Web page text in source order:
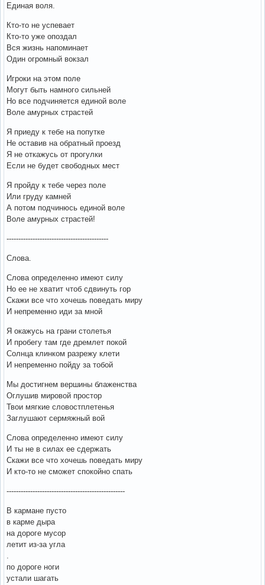
Единая воля.
Кто-то не успевает
Кто-то уже опоздал
Вся жизнь напоминает
Один огромный вокзал
Игроки на этом поле
Могут быть намного сильней
Но все подчиняется единой воле
Воле амурных страстей
Я приеду к тебе на попутке
Не оставив на обратный проезд
Я не откажусь от прогулки
Если не будет свободных мест
Я пройду к тебе через поле
Или груду камней
А потом подчинюсь единой воле
Воле амурных страстей!
-------------------------------------------
Слова.
Слова определенно имеют силу
Но ее не хватит чтоб сдвинуть гор
Скажи все что хочешь поведать миру
И непременно иди за мной
Я окажусь на грани столетья
И пробегу там где дремлет покой
Солнца клинком разрежу клети
И непременно пойду за тобой
Мы достигнем вершины блаженства
Оглушив мировой простор
Твои мягкие словостплетенья
Заглушают сермяжный вой
Слова определенно имеют силу
И ты не в силах ее сдержать
Скажи все что хочешь поведать миру
И кто-то не сможет спокойно спать
--------------------------------------------------
В кармане пусто
в карме дыра
на дороге мусор
летит из-за угла
по дороге ноги
устали шагать